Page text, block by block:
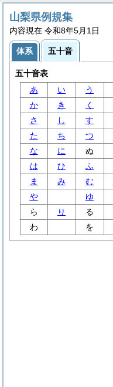
山梨県例規集
内容現在 令和8年5月1日
体系 五十音
五十音表
あ
い う
か
き く
さ
し す
た
ち つ
な
に ぬ
は
ひ ふ
ま
み む
や
ゆ
ら
り る
わ
を